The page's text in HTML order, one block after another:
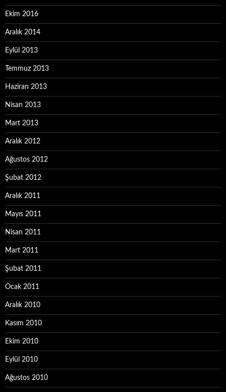
Ekim 2016
Aralık 2014
Eylül 2013
Temmuz 2013
Haziran 2013
Nisan 2013
Mart 2013
Aralık 2012
Ağustos 2012
Şubat 2012
Aralık 2011
Mayıs 2011
Nisan 2011
Mart 2011
Şubat 2011
Ocak 2011
Aralık 2010
Kasım 2010
Ekim 2010
Eylül 2010
Ağustos 2010